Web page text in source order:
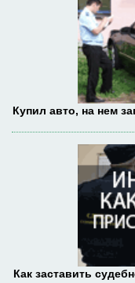
Купил авто, на нем
Как заставить